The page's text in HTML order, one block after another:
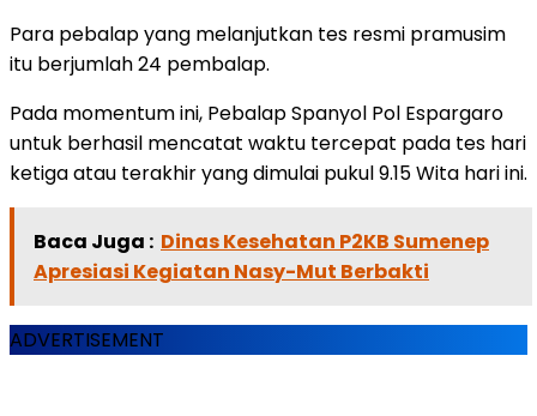
Para pebalap yang melanjutkan tes resmi pramusim
itu berjumlah 24 pembalap.
Pada momentum ini, Pebalap Spanyol Pol Espargaro
untuk berhasil mencatat waktu tercepat pada tes hari
ketiga atau terakhir yang dimulai pukul 9.15 Wita hari ini.
Baca Juga : Dinas Kesehatan P2KB Sumenep
Apresiasi Kegiatan Nasy-Mut Berbakti
ADVERTISEMENT